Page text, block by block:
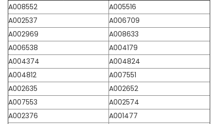
A008552
A005516
A002537
A006709
A002969
A008633
A006538
A004179
A004374
A004824
A004812
A007551
A002635
A002652
A007553
A002574
A002376
A001477